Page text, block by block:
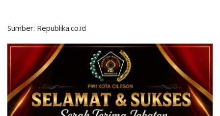
Sumber: Republika.co.id